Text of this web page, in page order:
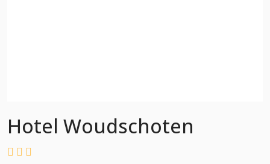
Hotel Woudschoten